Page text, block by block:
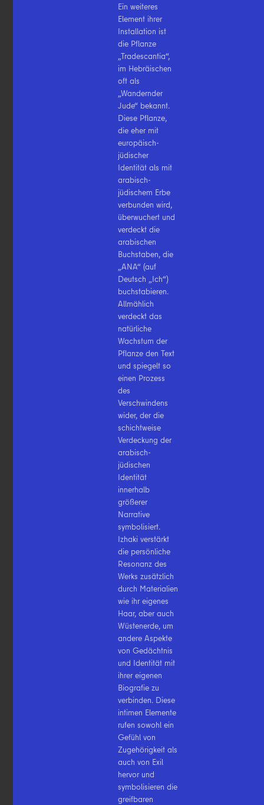
Ein weiteres
Element ihrer
Installation ist
die Pflanze
„Tradescantia“,
im Hebräischen
oft als
„Wandernder
Jude“ bekannt.
Diese Pflanze,
die eher mit
europäisch-
jüdischer
Identität als mit
arabisch-
jüdischem Erbe
verbunden wird,
überwuchert und
verdeckt die
arabischen
Buchstaben, die
„ANA“ (auf
Deutsch „Ich“)
buchstabieren.
Allmählich
verdeckt das
natürliche
Wachstum der
Pflanze den Text
und spiegelt so
einen Prozess
des
Verschwindens
wider, der die
schichtweise
Verdeckung der
arabisch-
jüdischen
Identität
innerhalb
größerer
Narrative
symbolisiert.
Izhaki verstärkt
die persönliche
Resonanz des
Werks zusätzlich
durch Materialien
wie ihr eigenes
Haar, aber auch
Wüstenerde, um
andere Aspekte
von Gedächtnis
und Identität mit
ihrer eigenen
Biografie zu
verbinden. Diese
intimen Elemente
rufen sowohl ein
Gefühl von
Zugehörigkeit als
auch von Exil
hervor und
symbolisieren die
greifbaren